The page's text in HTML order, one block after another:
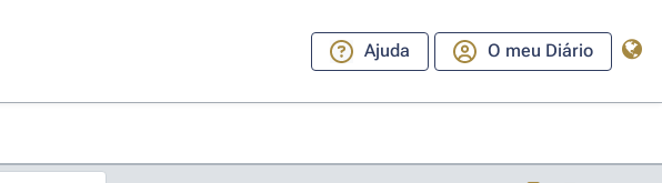
Ajuda O meu Diário